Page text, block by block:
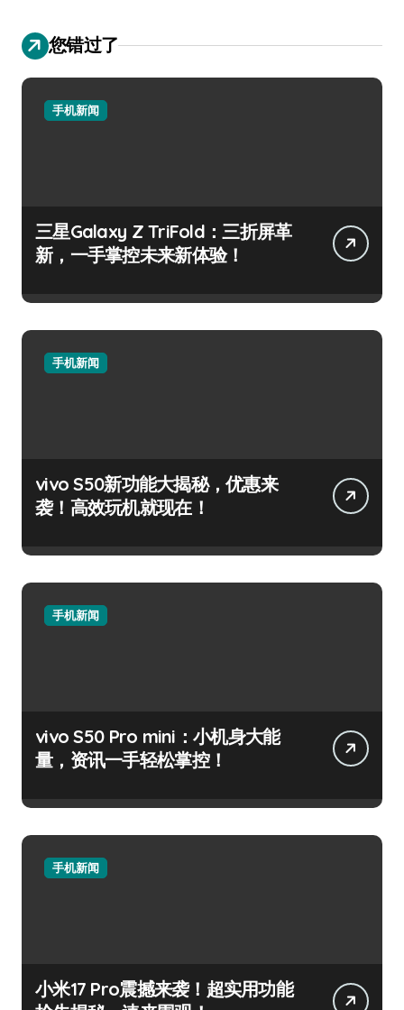
您错过了
手机新闻
三星Galaxy Z TriFold：三折屏革
新，一手掌控未来新体验！
手机新闻
vivo S50新功能大揭秘，优惠来
袭！高效玩机就现在！
手机新闻
vivo S50 Pro mini：小机身大能
量，资讯一手轻松掌控！
手机新闻
小米17 Pro震撼来袭！超实用功能